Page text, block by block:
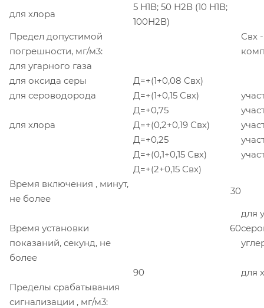
для хлора
5 Н1В; 50 Н2В (10 Н1В;
100Н2В)
Предел допустимой
погрешности, мг/м3:
Свх
для угарного газа
для оксида серы
Д=+(1+0,08 Свх)
для сероводорода
Д=+(1+0,15 Свх)
Д=+0,75
для хлора
Д=+(0,2+0,19 Свх)
Д=+0,25
Д=+(0,1+0,15 Свх)
Д=+(2+0,15 Свх)
Время включения , минут,
не более
30
Время установки
показаний, секунд, не
более
60
для
90
для
Пределы срабатывания
сигнализации , мг/м3: